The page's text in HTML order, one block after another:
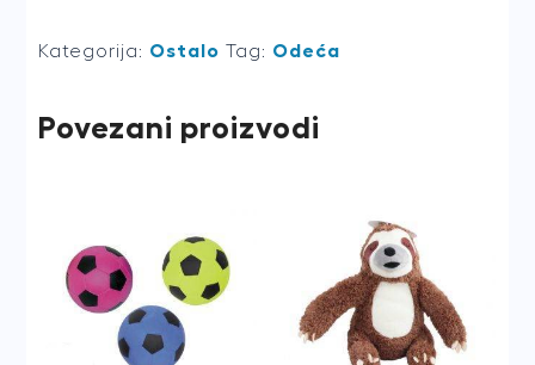
Kategorija: Ostalo Tag: Odeća
Povezani proizvodi